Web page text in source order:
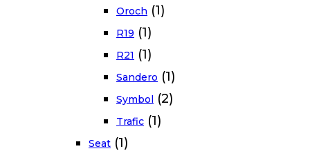
Oroch (1)
R19 (1)
R21 (1)
Sandero (1)
Symbol (2)
Trafic (1)
Seat (1)